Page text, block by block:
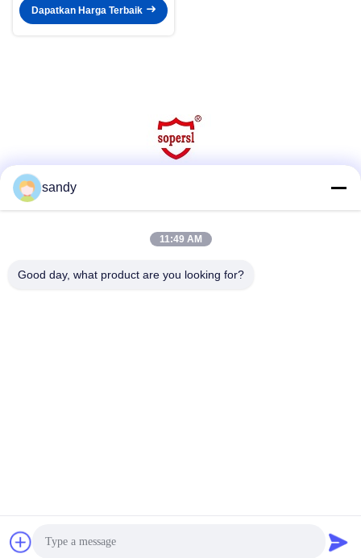
Cabinets
Dapatkan Harga Terbaik
Kontak Cepat
Cina Kualitas Baik Lemari Penyimpanan Kimia Pemasok. Hak
Cipta © 2012-2026 SUPER SECURITY LTD . Seluruh hak cipta.
sandy
11:49 AM
Good day, what product are you looking for?